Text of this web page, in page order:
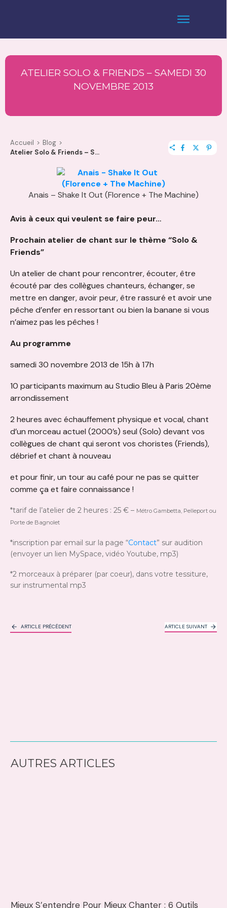
ATELIER SOLO & FRIENDS – SAMEDI 30
NOVEMBRE 2013
Accueil > Blog >
Atelier Solo & Friends – Samedi 30 novembre 2013
Anais – Shake It Out (Florence + The Machine)
Avis à ceux qui veulent se faire peur…
Prochain atelier de chant sur le thème “Solo &
Friends”
Un atelier de chant pour rencontrer, écouter, être
écouté par des collègues chanteurs, échanger, se
mettre en danger, avoir peur, être rassuré et avoir une
pêche d’enfer en ressortant ou bien la banane si vous
n’aimez pas les pêches !
Au programme
samedi 30 novembre 2013 de 15h à 17h
10 participants maximum au Studio Bleu à Paris 20ème
arrondissement
2 heures avec échauffement physique et vocal, chant
d’un morceau actuel (2000’s) seul (Solo) devant vos
collègues de chant qui seront vos choristes (Friends),
débrief et chant à nouveau
et pour finir, un tour au café pour ne pas se quitter
comme ça et faire connaissance !
*tarif de l’atelier de 2 heures : 25 € – Métro Gambetta, Pelleport ou
Porte de Bagnolet
*inscription par email sur la page “Contact” sur audition
(envoyer un lien MySpace, vidéo Youtube, mp3)
*2 morceaux à préparer (par coeur), dans votre tessiture,
sur instrumental mp3
ARTICLE PRÉCÉDENT ARTICLE SUIVANT
AUTRES ARTICLES
Mieux S’entendre Pour Mieux Chanter : 6 Outils